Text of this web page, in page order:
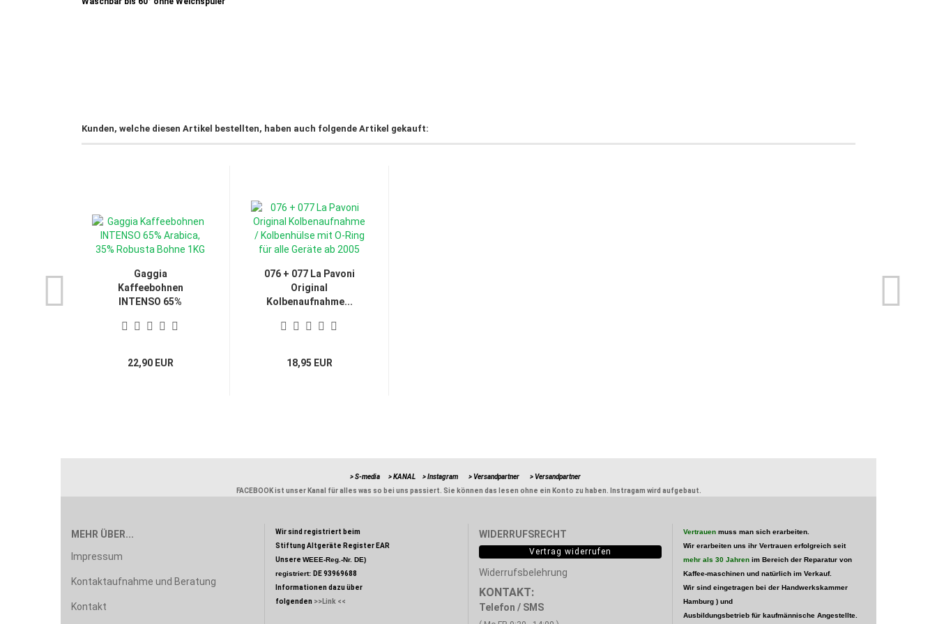
Kunden, welche diesen Artikel bestellten, haben auch folgende Artikel gekauft:
Gaggia
Kaffeebohnen
INTENSO 65%
22,90 EUR
076 + 077 La Pavoni
Original
Kolbenaufnahme...
18,95 EUR
> S-media > KANAL > Instagram > Versandpartner
> Versandpartner
FACEBOOK ist unser Kanal für alles was so bei uns passiert. Sie können das lesen ohne ein Konto zu haben. Instragam wird aufgebaut.
MEHR ÜBER...
Impressum
Kontaktaufnahme und Beratung
Kontakt
Wir sind registriert beim
Stiftung Altgeräte Register EAR
Unsere WEEE-Reg.-Nr. DE)
registriert: DE 93969688
Informationen dazu über
folgenden >>Link <<
WIDERRUFSRECHT
Vertrag widerrufen
Widerrufsbelehrung
KONTAKT:
Telefon / SMS
Vertrauenmuss man sich erarbeiten.
Wir erarbeiten uns ihr Vertrauen erfolgreich seit
mehr als 30 Jahrenim Bereich der Reparatur von
Kaffee-maschinen und natürlich im Verkauf.
Wir sind eingetragen bei der Handwerkskammer
Hamburg ) und
Ausbildungsbetrieb für kaufmännische Angestellte.